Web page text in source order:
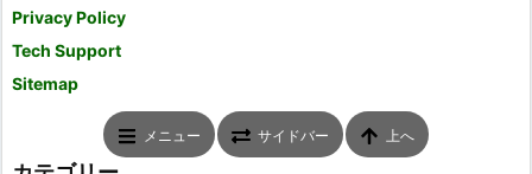
Privacy Policy
Tech Support
Sitemap
メニュー サイドバー 上へ